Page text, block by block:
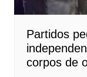
Partidos
corpos de